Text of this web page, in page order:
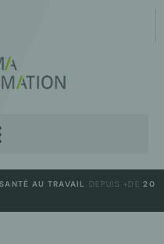
AU TRAVAIL DEPUIS +DE20